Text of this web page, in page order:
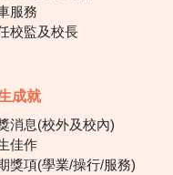
服務
校監及校長
成就
消息(校外及校內)
佳作
獎項(學業/操行/服務)